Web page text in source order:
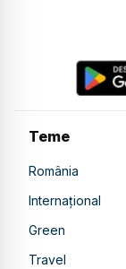
Teme
România
Internațional
Green
Travel